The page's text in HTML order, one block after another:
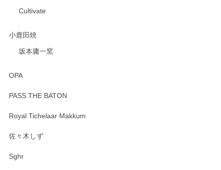
Cultivate
小鹿田焼
坂本庸一窯
OPA
PASS THE BATON
Royal Tichelaar Makkum
佐々木しず
Sghr